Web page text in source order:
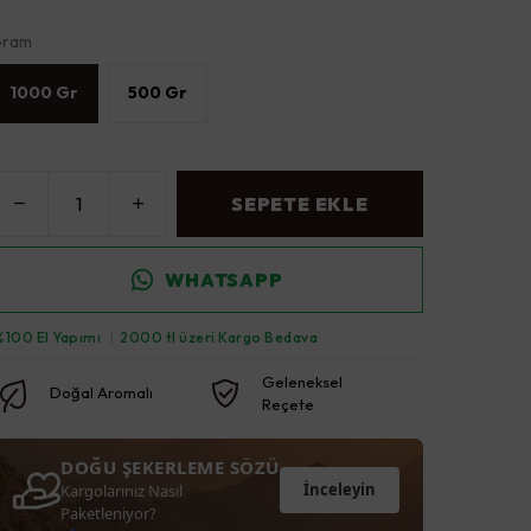
1000 Gr 500 Gr
SEPETE EKLE
WHATSAPP
El Yapımı 2000 tl üzeri Kargo Bedava
Doğal Aromalı
Geleneksel
Reçete
DOĞU ŞEKERLEME SÖZÜ
Kargolarınız Nasıl
Paketleniyor?
İnceleyin